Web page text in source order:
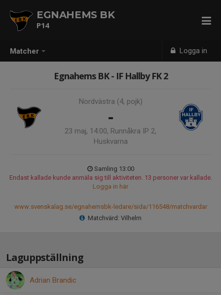
Matcher Logga in
EGNAHEMS BK
P14
Egnahems BK - IF Hallby FK 2
Nordvästra (4, pojk)
-
23 maj, 14:00, Runnåkra IP 2,
Huskvarna
Samling 13:00
Endast kallade kunde anmäla sig till aktiviteten. 13 personer var kallade.
Logga in här
www.svenskalag.se/egnahemsbk-ledare/sida/116548/matchvardar
Matchvärd: Vilhelm
Laguppställning
Adrian Brandic